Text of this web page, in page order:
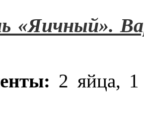
«Яичный».
2 яйца, 1